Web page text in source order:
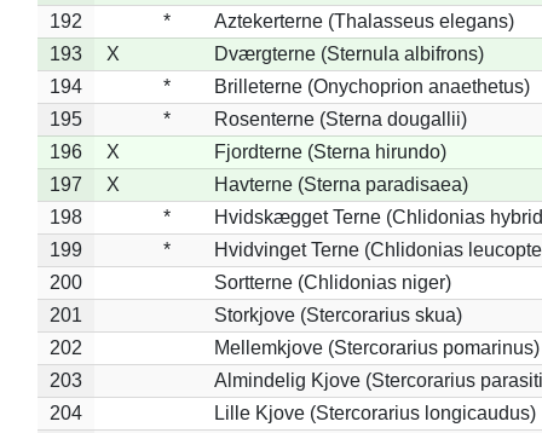
192
*
Aztekerterne (Thalasseus elegans)
193
X
Dværgterne (Sternula albifrons)
194
*
Brilleterne (Onychoprion anaethetus)
195
*
Rosenterne (Sterna dougallii)
196
X
Fjordterne (Sterna hirundo)
197
X
Havterne (Sterna paradisaea)
198
*
Hvidskægget Terne (Chlidonias
199
*
Hvidvinget Terne (Chlidonias
200
Sortterne (Chlidonias niger)
201
Storkjove (Stercorarius skua)
202
Mellemkjove (Stercorarius pomarinus)
203
Almindelig Kjove (Stercorarius
204
Lille Kjove (Stercorarius longicaudus)